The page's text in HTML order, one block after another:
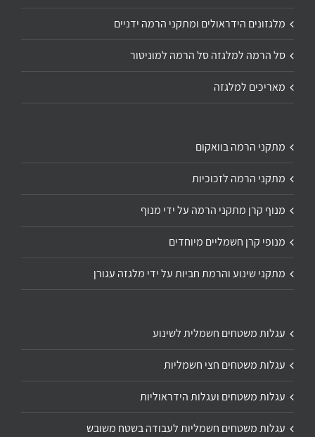
מלגזונים הידראולים ומתקני הרמה ידניים
סל הרמה למלגזה סל הרמה למוניטור
מאריכים למלגזה
מתקני הרמה בוואקום
מתקני הרמה לזכוכיות
מנוף קרן מתקני הרמה על ידי מנוף
מנופי קרן חשמליים מיוחדים
מתקני שינוע והרמת חביות על ידי מלגזה עגורן
עגלות משטחים חשמלית לשינוע
עגלות משטחים חצי חשמליות
עגלות משטחים ועגלות הידראוליות
עגלות משטחים חשמליות לעבודה בשטח משובש